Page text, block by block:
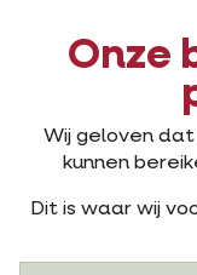
Onze
Wij geloven
kunnen
Dit is waar wij